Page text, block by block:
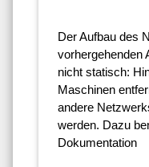
Der Aufbau des
vorhergehenden
nicht statisch:
Maschinen
andere
werden. Dazu
Dokumentation